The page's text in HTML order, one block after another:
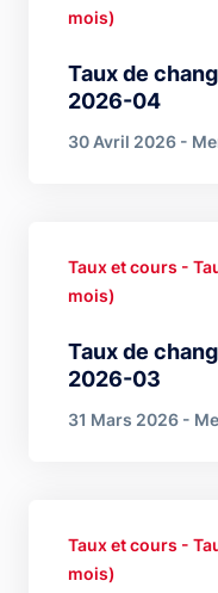
Taux de
2026-04
mois)
30 Avril 2026 -
Taux de
2026-03
Taux et cours -
mois)
31 Mars 2026 -
Taux et cours -
mois)